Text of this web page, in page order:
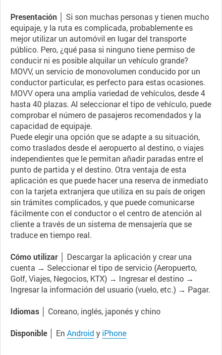
Presentación │ Si son muchas personas y tienen mucho
equipaje, y la ruta es complicada, probablemente es
mejor utilizar un automóvil en lugar del transporte
público. Pero, ¿qué pasa si ninguno tiene permiso de
conducir ni es posible alquilar un vehículo grande?
MOVV, un servicio de monovolumen conducido por un
conductor particular, es perfecto para estas ocasiones.
MOVV opera una amplia variedad de vehículos, desde 4
hasta 40 plazas. Al seleccionar el tipo de vehículo, puede
comprobar el número de pasajeros recomendados y la
capacidad de equipaje.
Puede elegir una opción que se adapte a su situación,
como traslados desde el aeropuerto al destino, o viajes
independientes que le permitan añadir paradas entre el
punto de partida y el destino. Otra ventaja de esta
aplicación es que puede hacer una reserva de inmediato
con la tarjeta extranjera que utiliza en su país de origen
sin trámites complicados, y que puede comunicarse
fácilmente con el conductor o el centro de atención al
cliente a través de un sistema de mensajería que se
traduce en tiempo real.
Cómo utilizar │ Descargar la aplicación y crear una
cuenta → Seleccionar el tipo de servicio (Aeropuerto,
Golf, Viajes, Negocios, KTX) → Ingresar el destino →
Ingresar la información del usuario (vuelo, etc.) → Pagar.
Idiomas │ Coreano, inglés, japonés y chino
Disponible │ En Android y iPhone